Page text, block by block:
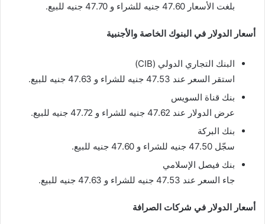
بلغت الأسعار 47.60 جنيه للشراء و 47.70 جنيه للبيع.
أسعار الدولار في البنوك الخاصة والأجنبية
البنك التجاري الدولي (CIB)
استقر السعر عند 47.53 جنيه للشراء و 47.63 جنيه للبيع.
بنك قناة السويس
عرض الدولار عند 47.62 جنيه للشراء و 47.72 جنيه للبيع.
بنك البركة
سجّل 47.50 جنيه للشراء و 47.60 جنيه للبيع.
بنك فيصل الإسلامي
جاء السعر عند 47.53 جنيه للشراء و 47.63 جنيه للبيع.
أسعار الدولار في شركات الصرافة